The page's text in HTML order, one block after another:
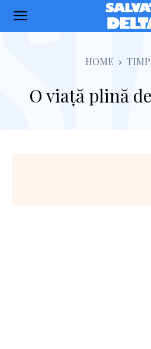
Salvati
HOME
O viață plină